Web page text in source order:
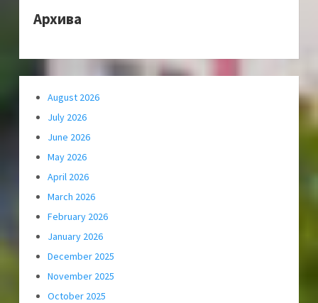
Архива
August 2026
July 2026
June 2026
May 2026
April 2026
March 2026
February 2026
January 2026
December 2025
November 2025
October 2025